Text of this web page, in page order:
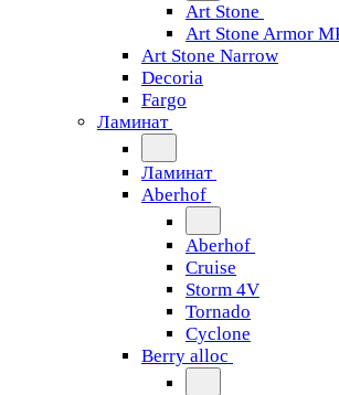
Art Stone
Art Stone Armor
Art Stone Narrow
Decoria
Fargo
Ламинат
Ламинат
Aberhof
Aberhof
Cruise
Storm 4V
Tornado
Сyclone
Berry alloc